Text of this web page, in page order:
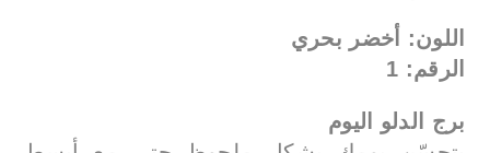
اللون: أخضر بحري
الرقم: 1
برج الدلو اليوم